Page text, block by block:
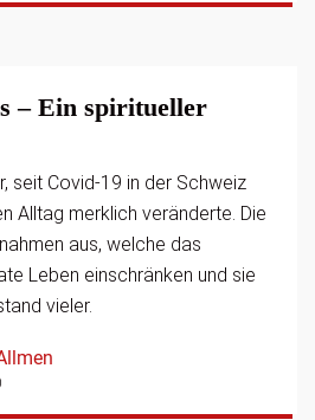
– Ein spiritueller
seit Covid-19 in der Schweiz
Alltag merklich veränderte. Die
aus, welche das
Le­ben einschränken und sie
vieler.